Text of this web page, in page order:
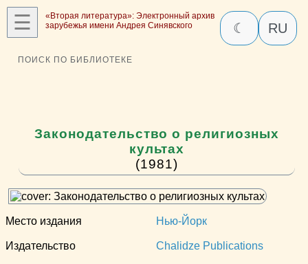
☰
«Вторая литература»: Электронный архив
зарубежья имени Андрея Синявского
☾ RU
ПОИСК ПО БИБЛИОТЕКЕ
Законодательство о религиозных
культах
(1981)
Место издания Нью-Йорк
Издательство Chalidze Publications